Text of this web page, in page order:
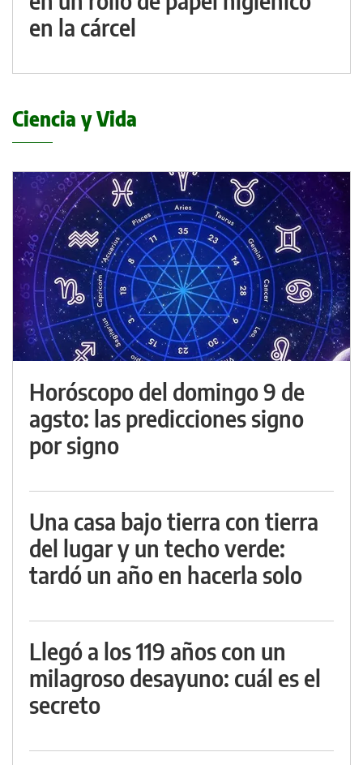
en la cárcel
Ciencia y Vida
Horóscopo del domingo 9 de
agsto: las predicciones signo
por signo
Una casa bajo tierra con tierra
del lugar y un techo verde:
tardó un año en hacerla solo
Llegó a los 119 años con un
milagroso desayuno: cuál es el
secreto